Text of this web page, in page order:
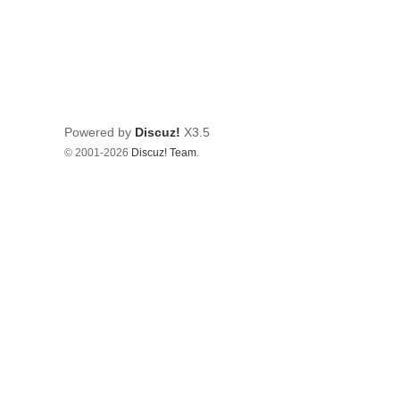
Powered by Discuz! X3.5
© 2001-2026 Discuz! Team